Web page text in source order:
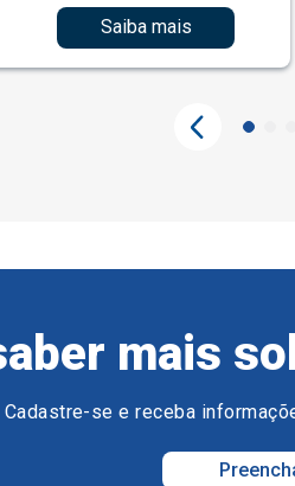
Saiba mais
mais
Cadastre-se e receba